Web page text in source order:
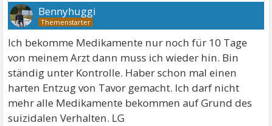
Bennyhuggi
Ich bekomme Medikamente nur noch für 10 Tage
von meinem Arzt dann muss ich wieder hin. Bin
ständig unter Kontrolle. Haber schon mal einen
harten Entzug von Tavor gemacht. Ich darf nicht
mehr alle Medikamente bekommen auf Grund des
suizidalen Verhalten. LG